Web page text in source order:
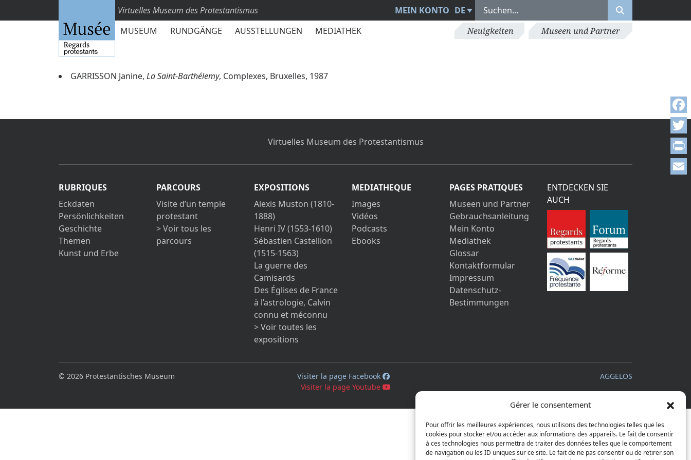
Gérer le consentement
Pour offrir les meilleures expériences, nous utilisons des technologies telles que les
cookies pour stocker et/ou accéder aux informations des appareils. Le fait de consentir
à ces technologies nous permettra de traiter des données telles que le comportement
de navigation ou les ID uniques sur ce site. Le fait de ne pas consentir ou de retirer son
Virtuelles Museum des Protestantismus MEIN KONTO DE
MUSEUM
RUNDGÄNGE AUSSTELLUNGEN MEDIATHEK Neuigkeiten Museen und Partner
GARRISSON Janine, La Saint-Barthélemy, Complexes, Bruxelles, 1987
Virtuelles Museum des Protestantismus
RUBRIQUES
Eckdaten
Persönlichkeiten
Geschichte
Themen
Kunst und Erbe
PARCOURS
Visite d’un temple
protestant
> Voir tous les
parcours
EXPOSITIONS
Alexis Muston (1810-
1888)
Henri IV (1553-1610)
Sébastien Castellion
(1515-1563)
La guerre des
Camisards
Des Églises de France
à l’astrologie, Calvin
connu et méconnu
> Voir toutes les
expositions
MEDIATHEQUE
Images
Vidéos
Podcasts
Ebooks
PAGES PRATIQUES
Museen und Partner
Gebrauchsanleitung
Mein Konto
Mediathek
Glossar
Kontaktformular
Impressum
Datenschutz-
Bestimmungen
ENTDECKEN SIE
AUCH
© 2026 Protestantisches Museum
Visiter la page Facebook
Visiter la page Youtube
AGGELOS
Print